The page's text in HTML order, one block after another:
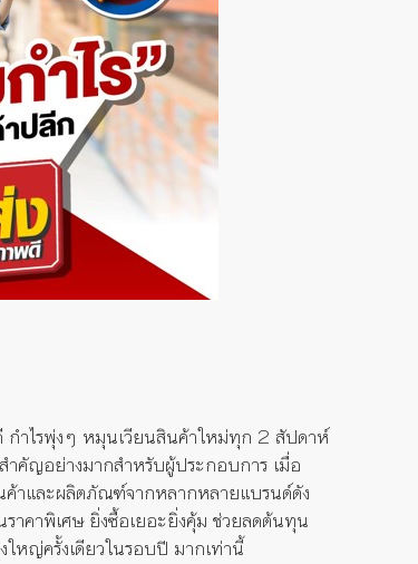
กำไรพุ่งๆ หมุนเวียนสินค้าใหม่ทุก 2 สัปดาห์
ำคัญอย่างมากสำหรับผู้ประกอบการ เมื่อ
ค้าและผลิตภัณฑ์จากหลากหลายแบรนด์ดัง
าคาพิเศษ ยิ่งซื้อเยอะยิ่งคุ้ม ช่วยลดต้นทุน
ใหญ่ครั้งเดียวในรอบปี มากเท่านี้